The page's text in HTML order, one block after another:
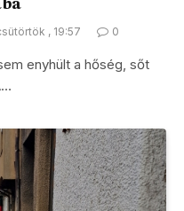
, 19:57 0
enyhült a hőség, sőt